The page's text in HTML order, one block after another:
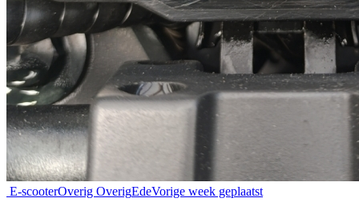
E-scooterOverig OverigEdeVorige week geplaatst